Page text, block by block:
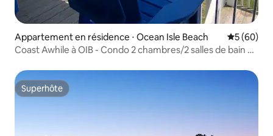
Appartement en résidence ⋅ Ocean Isle Beach
5 (60)
Coast Awhile à OIB - Condo 2 chambres/2 salles de bain en
Superhôte
Superhôte